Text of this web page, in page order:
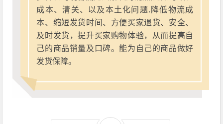
成本、清关、以及本土化问题.降低物流成
本、缩短发货时间、方便买家退货、安全、
及时发货，提升买家购物体验，从而提高自
己的商品销量及口碑。能为自己的商品做好
发货保障。